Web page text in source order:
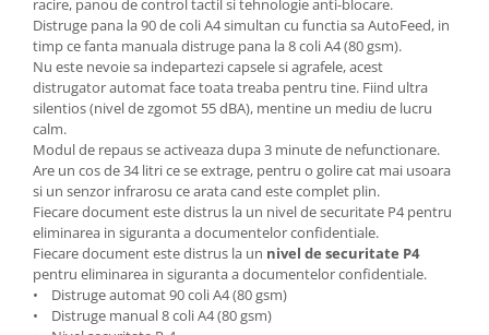
Table magnetice (whiteboard-uri)
Electronice si accesorii tech
Gadgeturi mobile
Securitate digitala
Adaptoare de calatorie
Baterii si acumulatori
Cabluri si conectivitate
Incarcatoare wireless
Incarcatoare cu fir si auto
Ceasuri smart - Smartwatch
racire, panou de control tactil si tehnologie anti-blocare.
Distruge pana la 90 de coli A4 simultan cu functia sa AutoFeed, in
timp ce fanta manuala distruge pana la 8 coli A4 (80 gsm).
Nu este nevoie sa indepartezi capsele si agrafele, acest
distrugator automat face toata treaba pentru tine. Fiind ultra
silentios (nivel de zgomot 55 dBA), mentine un mediu de lucru
calm.
Modul de repaus se activeaza dupa 3 minute de nefunctionare.
Are un cos de 34 litri ce se extrage, pentru o golire cat mai usoara
si un senzor infrarosu ce arata cand este complet plin.
Fiecare document este distrus la un nivel de securitate P4 pentru
eliminarea in siguranta a documentelor confidentiale.
Fiecare document este distrus la un nivel de securitate P4
pentru eliminarea in siguranta a documentelor confidentiale.
• Distruge automat 90 coli A4 (80 gsm)
• Distruge manual 8 coli A4 (80 gsm)